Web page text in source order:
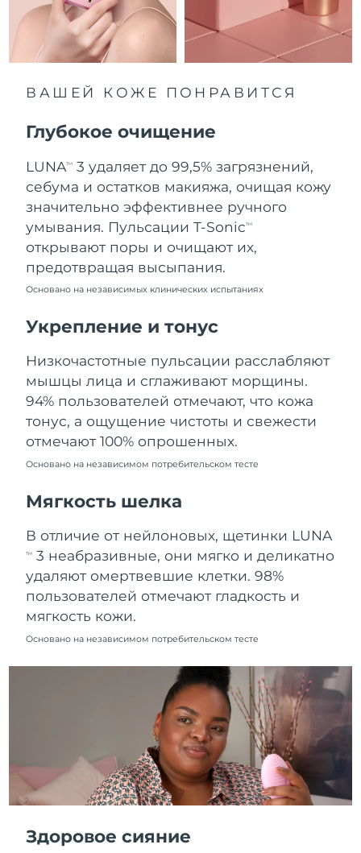
ВАШЕЙ КОЖЕ ПОНРАВИТСЯ
Глубокое очищение
LUNATM
3 удаляет до 99,5% загрязнений,
себума и остатков макияжа, очищая кожу
значительно эффективнее ручного
умывания. Пульсации T-SonicTM
открывают поры и очищают их,
предотвращая высыпания.
Основано на независимых клинических испытаниях
Укрепление и тонус
Низкочастотные пульсации расслабляют
мышцы лица и сглаживают морщины.
94% пользователей отмечают, что кожа
тонус, а ощущение чистоты и свежести
отмечают 100% опрошенных.
Основано на независимом потребительском тесте
Мягкость шелка
В отличие от нейлоновых, щетинки LUNA
TM
3 неабразивные, они мягко и деликатно
удаляют омертвевшие клетки. 98%
пользователей отмечают гладкость и
мягкость кожи.
Основано на независимом потребительском тесте
Здоровое сияние
09.08.2026
Нидерланды
Ожидаемая дата доставки
08.08.2026
Новая Зеландия
Ожидаемая дата доставки
08.08.2026
Норвегия
Ожидаемая дата доставки
Оман
Ожидаемая дата доставки
11.08.2026
Филиппины
Ожидаемая дата доставки
Польша
Португалия
Ожидаемая дата доставки
Пуэрто-Рико
Ожидаемая дата доставки
Катар
Ожидаемая дата доставки
Румыния
08.08.2026
Россия
Ожидаемая дата доставки
16.08.2026
Саудовская Аравия
Ожидаемая дата доставки
10.08.2026
Ожидаемая дата доставки
08.08.2026
Словения
Ожидаемая дата доставки
08.08.2026
Республика